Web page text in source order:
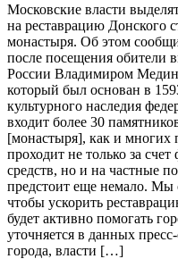
Московские власти
на реставрацию Донского
монастыря. Об этом
после посещения обители
России Владимиром
который был основан в
культурного наследия
входит более 30
[монастыря], как и многих
проходит не только за
средств, но и на частные
предстоит еще немало. Мы
чтобы ускорить
будет активно помогать
уточняется в данных
города, власти […]